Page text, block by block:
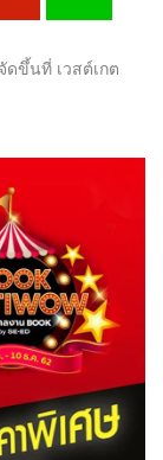
ดขึ้นที่ เวสต์เกต